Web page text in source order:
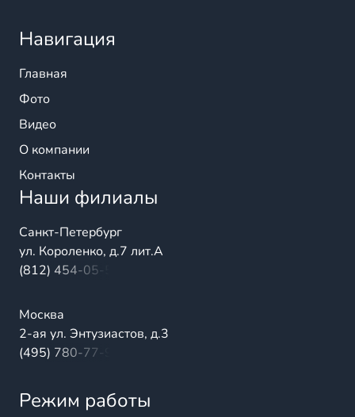
Навигация
Главная
Фото
Видео
О компании
Контакты
Наши филиалы
Санкт-Петербург
ул. Короленко, д.7 лит.А
(812) 454-05-54
Москва
2-ая ул. Энтузиастов, д.3
(495) 780-77-98
Режим работы